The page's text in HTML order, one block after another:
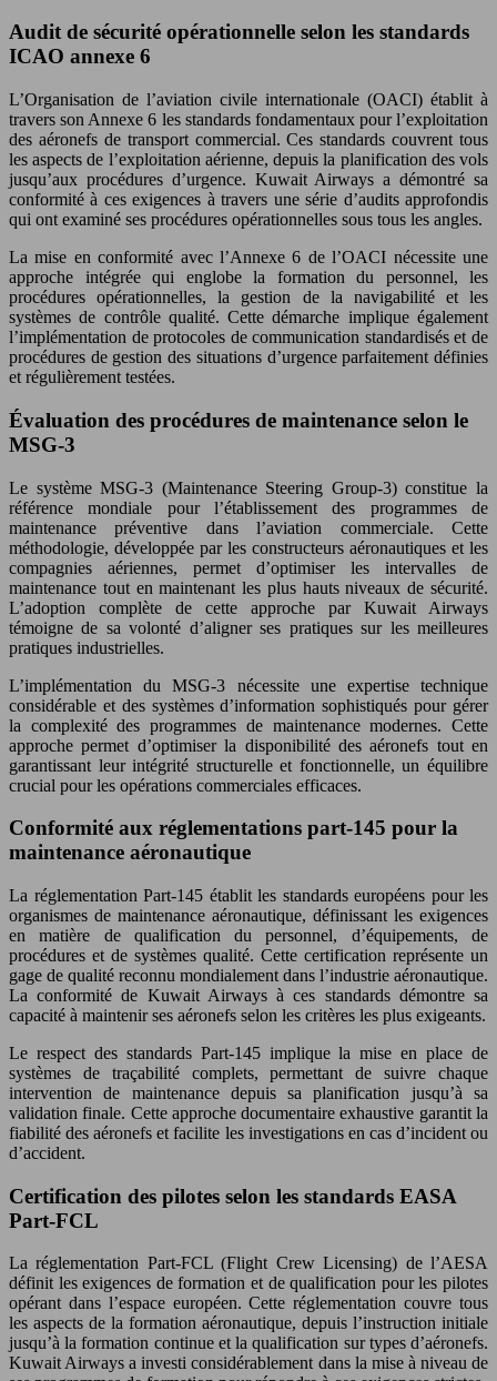
Audit de sécurité opérationnelle selon les standards
ICAO annexe 6
L’Organisation de l’aviation civile internationale (OACI) établit à
travers son Annexe 6 les standards fondamentaux pour l’exploitation
des aéronefs de transport commercial. Ces standards couvrent tous
les aspects de l’exploitation aérienne, depuis la planification des vols
jusqu’aux procédures d’urgence. Kuwait Airways a démontré sa
conformité à ces exigences à travers une série d’audits approfondis
qui ont examiné ses procédures opérationnelles sous tous les angles.
La mise en conformité avec l’Annexe 6 de l’OACI nécessite une
approche intégrée qui englobe la formation du personnel, les
procédures opérationnelles, la gestion de la navigabilité et les
systèmes de contrôle qualité. Cette démarche implique également
l’implémentation de protocoles de communication standardisés et de
procédures de gestion des situations d’urgence parfaitement définies
et régulièrement testées.
Évaluation des procédures de maintenance selon le
MSG-3
Le système MSG-3 (Maintenance Steering Group-3) constitue la
référence mondiale pour l’établissement des programmes de
maintenance préventive dans l’aviation commerciale. Cette
méthodologie, développée par les constructeurs aéronautiques et les
compagnies aériennes, permet d’optimiser les intervalles de
maintenance tout en maintenant les plus hauts niveaux de sécurité.
L’adoption complète de cette approche par Kuwait Airways
témoigne de sa volonté d’aligner ses pratiques sur les meilleures
pratiques industrielles.
L’implémentation du MSG-3 nécessite une expertise technique
considérable et des systèmes d’information sophistiqués pour gérer
la complexité des programmes de maintenance modernes. Cette
approche permet d’optimiser la disponibilité des aéronefs tout en
garantissant leur intégrité structurelle et fonctionnelle, un équilibre
crucial pour les opérations commerciales efficaces.
Conformité aux réglementations part-145 pour la
maintenance aéronautique
La réglementation Part-145 établit les standards européens pour les
organismes de maintenance aéronautique, définissant les exigences
en matière de qualification du personnel, d’équipements, de
procédures et de systèmes qualité. Cette certification représente un
gage de qualité reconnu mondialement dans l’industrie aéronautique.
La conformité de Kuwait Airways à ces standards démontre sa
capacité à maintenir ses aéronefs selon les critères les plus exigeants.
Le respect des standards Part-145 implique la mise en place de
systèmes de traçabilité complets, permettant de suivre chaque
intervention de maintenance depuis sa planification jusqu’à sa
validation finale. Cette approche documentaire exhaustive garantit la
fiabilité des aéronefs et facilite les investigations en cas d’incident ou
d’accident.
Certification des pilotes selon les standards EASA
Part-FCL
La réglementation Part-FCL (Flight Crew Licensing) de l’AESA
définit les exigences de formation et de qualification pour les pilotes
opérant dans l’espace européen. Cette réglementation couvre tous
les aspects de la formation aéronautique, depuis l’instruction initiale
jusqu’à la formation continue et la qualification sur types d’aéronefs.
Kuwait Airways a investi considérablement dans la mise à niveau de